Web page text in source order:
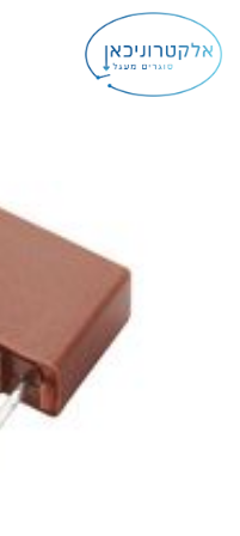
לתוכן